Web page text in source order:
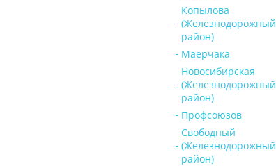
Копылова
(Железнодорожный
район)
Маерчака
Новосибирская
(Железнодорожный
район)
Профсоюзов
Свободный
(Железнодорожный
район)